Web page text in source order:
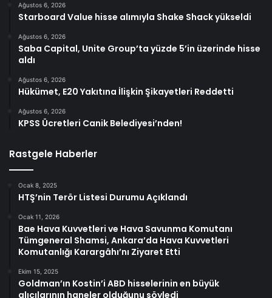
Ağustos 6, 2026
Starboard Value hisse alımıyla Shake Shack yükseldi
Ağustos 6, 2026
Saba Capital, Unite Group’ta yüzde 5’in üzerinde hisse
aldı
Ağustos 6, 2026
Hükümet, E20 Yakıtına İlişkin Şikayetleri Reddetti
Ağustos 6, 2026
KPSS Ücretleri Canik Belediyesi’nden!
Rastgele Haberler
Ocak 8, 2025
HTŞ’nin Terör Listesi Durumu Açıklandı
Ocak 11, 2026
Bae Hava Kuvvetleri ve Hava Savunma Komutanı
Tümgeneral Shamsi, Ankara’da Hava Kuvvetleri
Komutanlığı Karargâhı’nı Ziyaret Etti
Ekim 15, 2025
Goldman’ın Kostin’i ABD hisselerinin en büyük
alıcılarının haneler olduğunu söyledi